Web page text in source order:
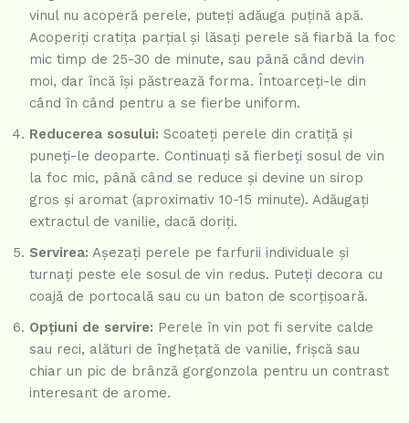
vinul nu acoperă perele, puteți adăuga puțină apă.
Acoperiți cratița parțial și lăsați perele să fiarbă la foc
mic timp de 25-30 de minute, sau până când devin
moi, dar încă își păstrează forma. Întoarceți-le din
când în când pentru a se fierbe uniform.
Reducerea sosului: Scoateți perele din cratiță și
puneți-le deoparte. Continuați să fierbeți sosul de vin
la foc mic, până când se reduce și devine un sirop
gros și aromat (aproximativ 10-15 minute). Adăugați
extractul de vanilie, dacă doriți.
Servirea: Așezați perele pe farfurii individuale și
turnați peste ele sosul de vin redus. Puteți decora cu
coajă de portocală sau cu un baton de scorțișoară.
Opțiuni de servire: Perele în vin pot fi servite calde
sau reci, alături de înghețată de vanilie, frișcă sau
chiar un pic de brânză gorgonzola pentru un contrast
interesant de arome.